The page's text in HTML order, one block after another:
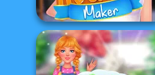
My Perfect Avatar Maker